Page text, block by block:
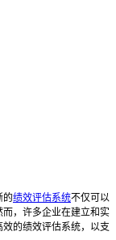
的绩效评估系统不仅可以
，许多企业在建立和实
的绩效评估系统，以支